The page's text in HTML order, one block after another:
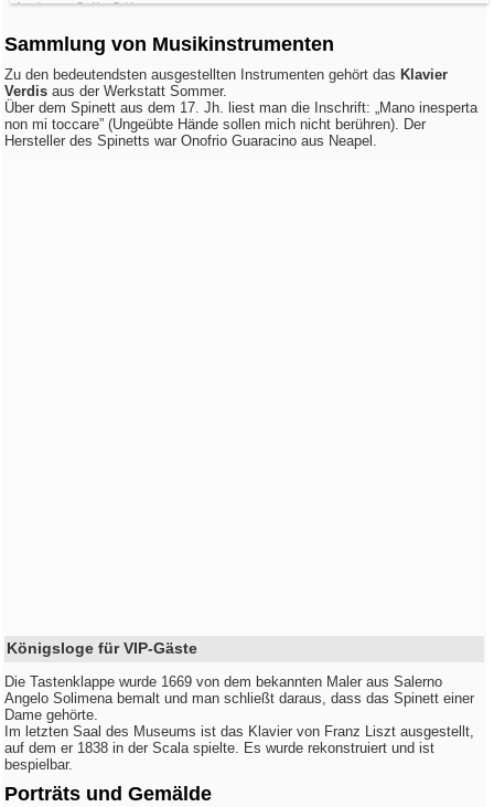
Angebot von GetYourGuide
Sammlung von Musikinstrumenten
Zu den bedeutendsten ausgestellten Instrumenten gehört das Klavier
Verdis aus der Werkstatt Sommer.
Über dem Spinett aus dem 17. Jh. liest man die Inschrift: „Mano inesperta
non mi toccare” (Ungeübte Hände sollen mich nicht berühren). Der
Hersteller des Spinetts war Onofrio Guaracino aus Neapel.
Königsloge für VIP-Gäste
Die Tastenklappe wurde 1669 von dem bekannten Maler aus Salerno
Angelo Solimena bemalt und man schließt daraus, dass das Spinett einer
Dame gehörte.
Im letzten Saal des Museums ist das Klavier von Franz Liszt ausgestellt,
auf dem er 1838 in der Scala spielte. Es wurde rekonstruiert und ist
bespielbar.
Porträts und Gemälde